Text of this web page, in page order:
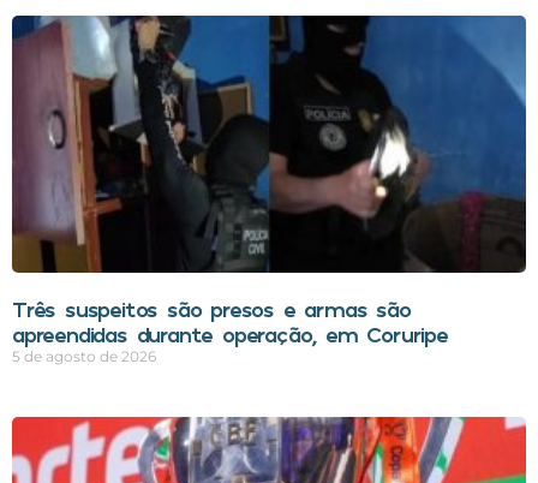
Três suspeitos são presos e armas são
apreendidas durante operação, em Coruripe
5 de agosto de 2026